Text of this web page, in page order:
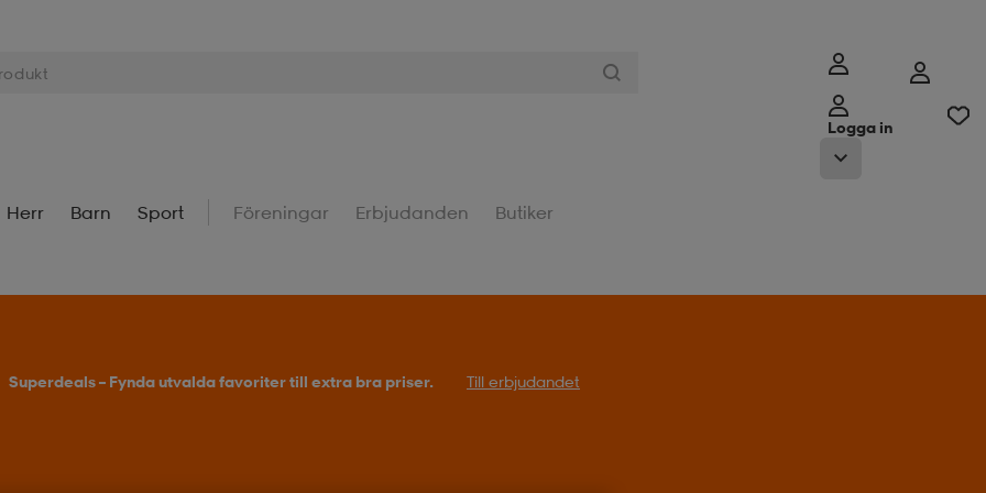
Logga in
Herr Barn Sport Föreningar Erbjudanden Butiker
Superdeals – Fynda utvalda favoriter till extra bra priser. Till erbjudandet